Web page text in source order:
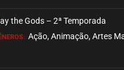
EPISÓDIO 03
the Gods – 2ª Temporada
Ação, Animação, Artes